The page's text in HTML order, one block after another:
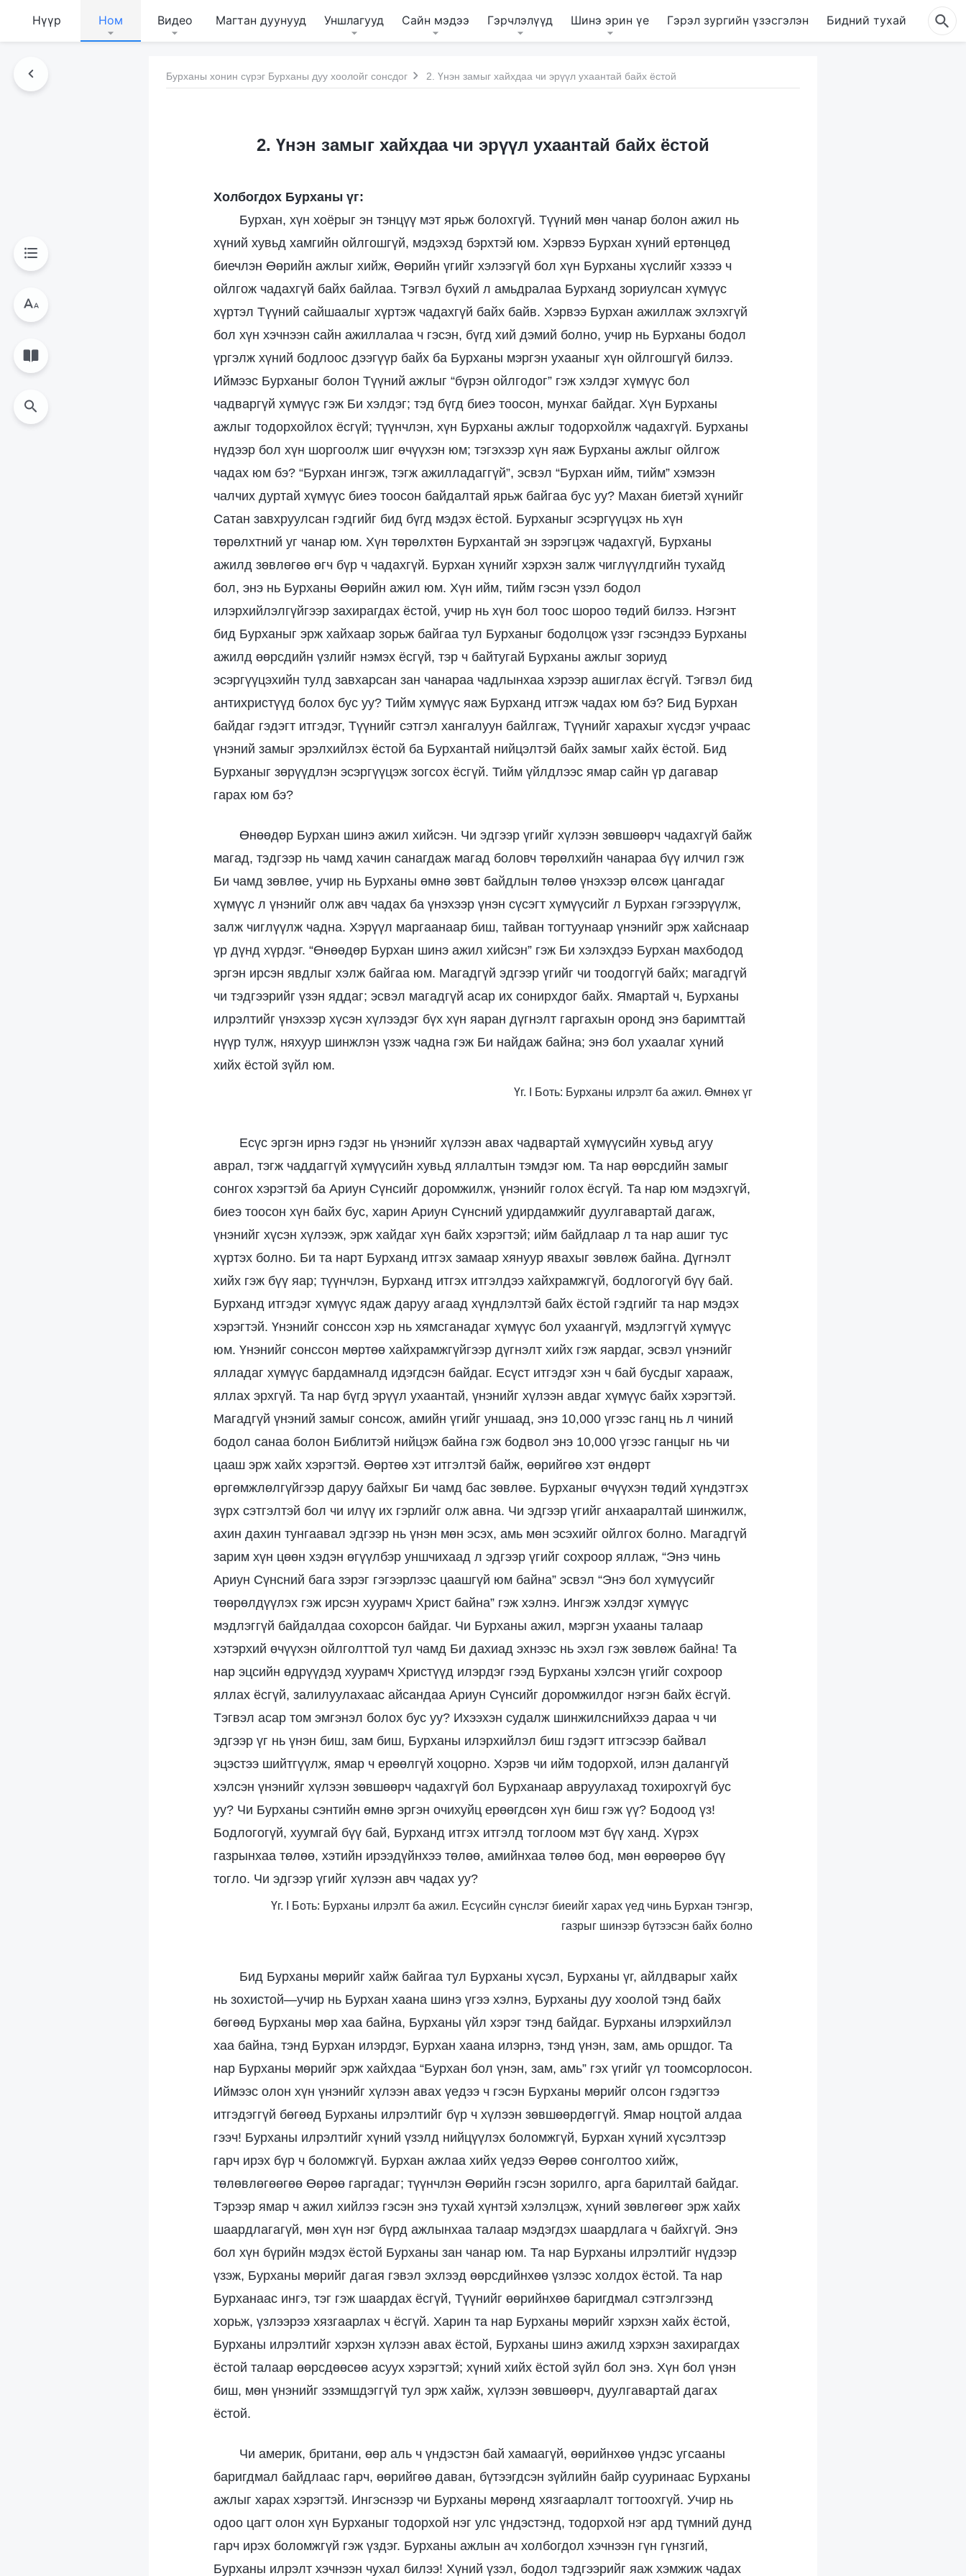
Нүүр Ном Видео Магтан дуунууд Уншлагууд Сайн мэдээ Гэрчлэлүүд Шинэ эрин үе Гэрэл зургийн үзэсгэлэн Бидний тухай
Бурханы хонин сүрэг Бурханы дуу хоолойг сонсдог 2. Үнэн замыг хайхдаа чи эрүүл ухаантай байх ёстой
2. Үнэн замыг хайхдаа чи эрүүл ухаантай байх ёстой
Холбогдох Бурханы үг:
Бурхан, хүн хоёрыг эн тэнцүү мэт ярьж болохгүй. Түүний мөн чанар болон ажил нь
хүний хувьд хамгийн ойлгошгүй, мэдэхэд бэрхтэй юм. Хэрвээ Бурхан хүний ертөнцөд
биечлэн Өөрийн ажлыг хийж, Өөрийн үгийг хэлээгүй бол хүн Бурханы хүслийг хэзээ ч
ойлгож чадахгүй байх байлаа. Тэгвэл бүхий л амьдралаа Бурханд зориулсан хүмүүс
хүртэл Түүний сайшаалыг хүртэж чадахгүй байх байв. Хэрвээ Бурхан ажиллаж эхлэхгүй
бол хүн хэчнээн сайн ажиллалаа ч гэсэн, бүгд хий дэмий болно, учир нь Бурханы бодол
үргэлж хүний бодлоос дээгүүр байх ба Бурханы мэргэн ухааныг хүн ойлгошгүй билээ.
Иймээс Бурханыг болон Түүний ажлыг “бүрэн ойлгодог” гэж хэлдэг хүмүүс бол
чадваргүй хүмүүс гэж Би хэлдэг; тэд бүгд биеэ тоосон, мунхаг байдаг. Хүн Бурханы
ажлыг тодорхойлох ёсгүй; түүнчлэн, хүн Бурханы ажлыг тодорхойлж чадахгүй. Бурханы
нүдээр бол хүн шоргоолж шиг өчүүхэн юм; тэгэхээр хүн яаж Бурханы ажлыг ойлгож
чадах юм бэ? “Бурхан ингэж, тэгж ажилладаггүй”, эсвэл “Бурхан ийм, тийм” хэмээн
чалчих дуртай хүмүүс биеэ тоосон байдалтай ярьж байгаа бус уу? Махан биетэй хүнийг
Сатан завхруулсан гэдгийг бид бүгд мэдэх ёстой. Бурханыг эсэргүүцэх нь хүн
төрөлхтний уг чанар юм. Хүн төрөлхтөн Бурхантай эн зэрэгцэж чадахгүй, Бурханы
ажилд зөвлөгөө өгч бүр ч чадахгүй. Бурхан хүнийг хэрхэн залж чиглүүлдгийн тухайд
бол, энэ нь Бурханы Өөрийн ажил юм. Хүн ийм, тийм гэсэн үзэл бодол
илэрхийлэлгүйгээр захирагдах ёстой, учир нь хүн бол тоос шороо төдий билээ. Нэгэнт
бид Бурханыг эрж хайхаар зорьж байгаа тул Бурханыг бодолцож үзэг гэсэндээ Бурханы
ажилд өөрсдийн үзлийг нэмэх ёсгүй, тэр ч байтугай Бурханы ажлыг зориуд
эсэргүүцэхийн тулд завхарсан зан чанараа чадлынхаа хэрээр ашиглах ёсгүй. Тэгвэл бид
антихристүүд болох бус уу? Тийм хүмүүс яаж Бурханд итгэж чадах юм бэ? Бид Бурхан
байдаг гэдэгт итгэдэг, Түүнийг сэтгэл хангалуун байлгаж, Түүнийг харахыг хүсдэг учраас
үнэний замыг эрэлхийлэх ёстой ба Бурхантай нийцэлтэй байх замыг хайх ёстой. Бид
Бурханыг зөрүүдлэн эсэргүүцэж зогсох ёсгүй. Тийм үйлдлээс ямар сайн үр дагавар
гарах юм бэ?
Өнөөдөр Бурхан шинэ ажил хийсэн. Чи эдгээр үгийг хүлээн зөвшөөрч чадахгүй байж
магад, тэдгээр нь чамд хачин санагдаж магад боловч төрөлхийн чанараа бүү илчил гэж
Би чамд зөвлөе, учир нь Бурханы өмнө зөвт байдлын төлөө үнэхээр өлсөж цангадаг
хүмүүс л үнэнийг олж авч чадах ба үнэхээр үнэн сүсэгт хүмүүсийг л Бурхан гэгээрүүлж,
залж чиглүүлж чадна. Хэрүүл маргаанаар биш, тайван тогтуунаар үнэнийг эрж хайснаар
үр дүнд хүрдэг. “Өнөөдөр Бурхан шинэ ажил хийсэн” гэж Би хэлэхдээ Бурхан махбодод
эргэн ирсэн явдлыг хэлж байгаа юм. Магадгүй эдгээр үгийг чи тоодоггүй байх; магадгүй
чи тэдгээрийг үзэн яддаг; эсвэл магадгүй асар их сонирхдог байх. Ямартай ч, Бурханы
илрэлтийг үнэхээр хүсэн хүлээдэг бүх хүн яаран дүгнэлт гаргахын оронд энэ баримттай
нүүр тулж, няхуур шинжлэн үзэж чадна гэж Би найдаж байна; энэ бол ухаалаг хүний
хийх ёстой зүйл юм.
Үг. I Боть: Бурханы илрэлт ба ажил. Өмнөх үг
Есүс эргэн ирнэ гэдэг нь үнэнийг хүлээн авах чадвартай хүмүүсийн хувьд агуу
аврал, тэгж чаддаггүй хүмүүсийн хувьд яллалтын тэмдэг юм. Та нар өөрсдийн замыг
сонгох хэрэгтэй ба Ариун Сүнсийг доромжилж, үнэнийг голох ёсгүй. Та нар юм мэдэхгүй,
биеэ тоосон хүн байх бус, харин Ариун Сүнсний удирдамжийг дуулгавартай дагаж,
үнэнийг хүсэн хүлээж, эрж хайдаг хүн байх хэрэгтэй; ийм байдлаар л та нар ашиг тус
хүртэх болно. Би та нарт Бурханд итгэх замаар хянуур явахыг зөвлөж байна. Дүгнэлт
хийх гэж бүү яар; түүнчлэн, Бурханд итгэх итгэлдээ хайхрамжгүй, бодлогогүй бүү бай.
Бурханд итгэдэг хүмүүс ядаж даруу агаад хүндлэлтэй байх ёстой гэдгийг та нар мэдэх
хэрэгтэй. Үнэнийг сонссон хэр нь хямсганадаг хүмүүс бол ухаангүй, мэдлэггүй хүмүүс
юм. Үнэнийг сонссон мөртөө хайхрамжгүйгээр дүгнэлт хийх гэж яардаг, эсвэл үнэнийг
ялладаг хүмүүс бардамналд идэгдсэн байдаг. Есүст итгэдэг хэн ч бай бусдыг харааж,
яллах эрхгүй. Та нар бүгд эрүүл ухаантай, үнэнийг хүлээн авдаг хүмүүс байх хэрэгтэй.
Магадгүй үнэний замыг сонсож, амийн үгийг уншаад, энэ 10,000 үгээс ганц нь л чиний
бодол санаа болон Библитэй нийцэж байна гэж бодвол энэ 10,000 үгээс ганцыг нь чи
цааш эрж хайх хэрэгтэй. Өөртөө хэт итгэлтэй байж, өөрийгөө хэт өндөрт
өргөмжлөлгүйгээр даруу байхыг Би чамд бас зөвлөе. Бурханыг өчүүхэн төдий хүндэтгэх
зүрх сэтгэлтэй бол чи илүү их гэрлийг олж авна. Чи эдгээр үгийг анхааралтай шинжилж,
ахин дахин тунгаавал эдгээр нь үнэн мөн эсэх, амь мөн эсэхийг ойлгох болно. Магадгүй
зарим хүн цөөн хэдэн өгүүлбэр уншчихаад л эдгээр үгийг сохроор яллаж, “Энэ чинь
Ариун Сүнсний бага зэрэг гэгээрлээс цаашгүй юм байна” эсвэл “Энэ бол хүмүүсийг
төөрөлдүүлэх гэж ирсэн хуурамч Христ байна” гэж хэлнэ. Ингэж хэлдэг хүмүүс
мэдлэггүй байдалдаа сохорсон байдаг. Чи Бурханы ажил, мэргэн ухааны талаар
хэтэрхий өчүүхэн ойлголттой тул чамд Би дахиад эхнээс нь эхэл гэж зөвлөж байна! Та
нар эцсийн өдрүүдэд хуурамч Христүүд илэрдэг гээд Бурханы хэлсэн үгийг сохроор
яллах ёсгүй, залилуулахаас айсандаа Ариун Сүнсийг доромжилдог нэгэн байх ёсгүй.
Тэгвэл асар том эмгэнэл болох бус уу? Ихээхэн судалж шинжилснийхээ дараа ч чи
эдгээр үг нь үнэн биш, зам биш, Бурханы илэрхийлэл биш гэдэгт итгэсээр байвал
эцэстээ шийтгүүлж, ямар ч ерөөлгүй хоцорно. Хэрэв чи ийм тодорхой, илэн далангүй
хэлсэн үнэнийг хүлээн зөвшөөрч чадахгүй бол Бурханаар авруулахад тохирохгүй бус
уу? Чи Бурханы сэнтийн өмнө эргэн очихуйц ерөөгдсөн хүн биш гэж үү? Бодоод үз!
Бодлогогүй, хуумгай бүү бай, Бурханд итгэх итгэлд тоглоом мэт бүү ханд. Хүрэх
газрынхаа төлөө, хэтийн ирээдүйнхээ төлөө, амийнхаа төлөө бод, мөн өөрөөрөө бүү
тогло. Чи эдгээр үгийг хүлээн авч чадах уу?
Үг. I Боть: Бурханы илрэлт ба ажил. Есүсийн сүнслэг биеийг харах үед чинь Бурхан тэнгэр,
газрыг шинээр бүтээсэн байх болно
Бид Бурханы мөрийг хайж байгаа тул Бурханы хүсэл, Бурханы үг, айлдварыг хайх
нь зохистой—учир нь Бурхан хаана шинэ үгээ хэлнэ, Бурханы дуу хоолой тэнд байх
бөгөөд Бурханы мөр хаа байна, Бурханы үйл хэрэг тэнд байдаг. Бурханы илэрхийлэл
хаа байна, тэнд Бурхан илэрдэг, Бурхан хаана илэрнэ, тэнд үнэн, зам, амь оршдог. Та
нар Бурханы мөрийг эрж хайхдаа “Бурхан бол үнэн, зам, амь” гэх үгийг үл тоомсорлосон.
Иймээс олон хүн үнэнийг хүлээн авах үедээ ч гэсэн Бурханы мөрийг олсон гэдэгтээ
итгэдэггүй бөгөөд Бурханы илрэлтийг бүр ч хүлээн зөвшөөрдөггүй. Ямар ноцтой алдаа
гээч! Бурханы илрэлтийг хүний үзэлд нийцүүлэх боломжгүй, Бурхан хүний хүсэлтээр
гарч ирэх бүр ч боломжгүй. Бурхан ажлаа хийх үедээ Өөрөө сонголтоо хийж,
төлөвлөгөөгөө Өөрөө гаргадаг; түүнчлэн Өөрийн гэсэн зорилго, арга барилтай байдаг.
Тэрээр ямар ч ажил хийлээ гэсэн энэ тухай хүнтэй хэлэлцэж, хүний зөвлөгөөг эрж хайх
шаардлагагүй, мөн хүн нэг бүрд ажлынхаа талаар мэдэгдэх шаардлага ч байхгүй. Энэ
бол хүн бүрийн мэдэх ёстой Бурханы зан чанар юм. Та нар Бурханы илрэлтийг нүдээр
үзэж, Бурханы мөрийг дагая гэвэл эхлээд өөрсдийнхөө үзлээс холдох ёстой. Та нар
Бурханаас ингэ, тэг гэж шаардах ёсгүй, Түүнийг өөрийнхөө баригдмал сэтгэлгээнд
хорьж, үзлээрээ хязгаарлах ч ёсгүй. Харин та нар Бурханы мөрийг хэрхэн хайх ёстой,
Бурханы илрэлтийг хэрхэн хүлээн авах ёстой, Бурханы шинэ ажилд хэрхэн захирагдах
ёстой талаар өөрсдөөсөө асуух хэрэгтэй; хүний хийх ёстой зүйл бол энэ. Хүн бол үнэн
биш, мөн үнэнийг эзэмшдэггүй тул эрж хайж, хүлээн зөвшөөрч, дуулгавартай дагах
ёстой.
Чи америк, британи, өөр аль ч үндэстэн бай хамаагүй, өөрийнхөө үндэс угсааны
баригдмал байдлаас гарч, өөрийгөө даван, бүтээгдсэн зүйлийн байр сууринаас Бурханы
ажлыг харах хэрэгтэй. Ингэснээр чи Бурханы мөрөнд хязгаарлалт тогтоохгүй. Учир нь
одоо цагт олон хүн Бурханыг тодорхой нэг улс үндэстэнд, тодорхой нэг ард түмний дунд
гарч ирэх боломжгүй гэж үздэг. Бурханы ажлын ач холбогдол хэчнээн гүн гүнзгий,
Бурханы илрэлт хэчнээн чухал билээ! Хүний үзэл, бодол тэдгээрийг яаж хэмжиж чадах